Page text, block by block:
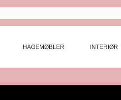
HAGEMØBLER INTERIØR